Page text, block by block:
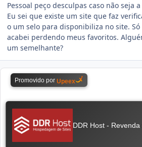
Pessoal peço desculpas caso não seja
Eu sei que existe um site que faz
o um selo para disponibiliza no site.
acabei perdendo meus favoritos.
um semelhante?